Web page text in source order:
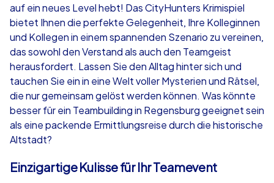
auf ein neues Level hebt! Das CityHunters Krimispiel
bietet Ihnen die perfekte Gelegenheit, Ihre Kolleginnen
und Kollegen in einem spannenden Szenario zu vereinen,
das sowohl den Verstand als auch den Teamgeist
herausfordert. Lassen Sie den Alltag hinter sich und
tauchen Sie ein in eine Welt voller Mysterien und Rätsel,
die nur gemeinsam gelöst werden können. Was könnte
besser für ein Teambuilding in Regensburg geeignet sein
als eine packende Ermittlungsreise durch die historische
Altstadt?
Einzigartige Kulisse für Ihr Teamevent